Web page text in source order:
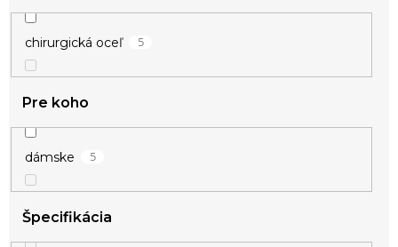
chirurgická oceľ 5
Pre koho
dámske 5
Špecifikácia